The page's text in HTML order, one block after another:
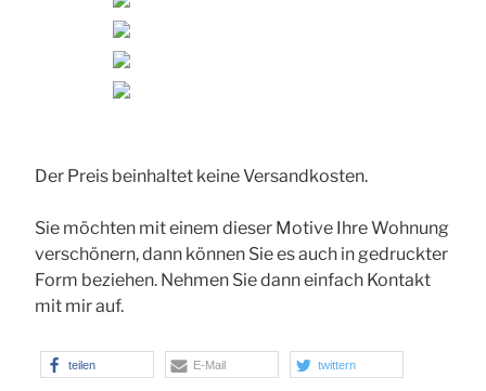
Der Preis beinhaltet keine Versandkosten.
Sie möchten mit einem dieser Motive Ihre Wohnung
verschönern, dann können Sie es auch in gedruckter
Form beziehen. Nehmen Sie dann einfach Kontakt
mit mir auf.
teilen E-Mail twittern